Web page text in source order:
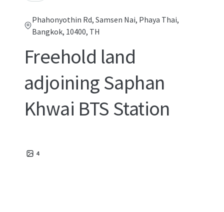
Phahonyothin Rd, Samsen Nai, Phaya Thai,
Bangkok, 10400, TH
Freehold land
adjoining Saphan
Khwai BTS Station
4